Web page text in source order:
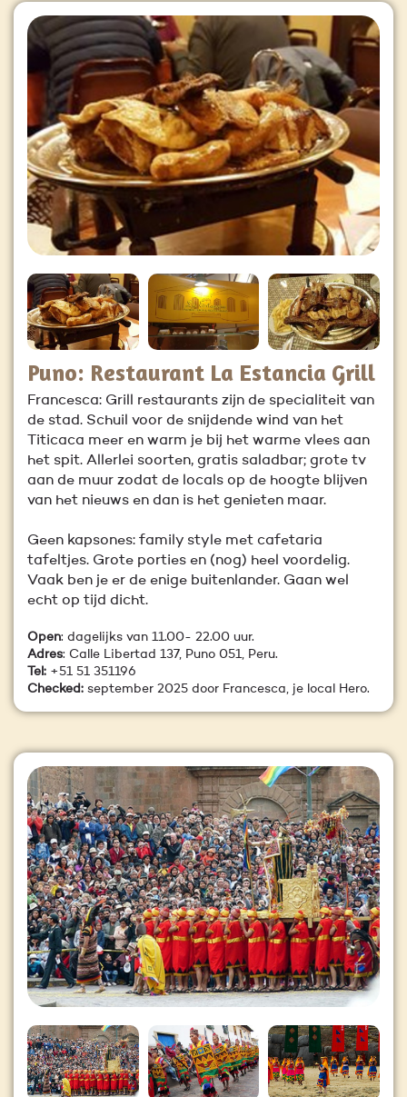
Puno: Restaurant La Estancia Grill
Francesca: Grill restaurants zijn de specialiteit van
de stad. Schuil voor de snijdende wind van het
Titicaca meer en warm je bij het warme vlees aan
het spit. Allerlei soorten, gratis saladbar; grote tv
aan de muur zodat de locals op de hoogte blijven
van het nieuws en dan is het genieten maar.
Geen kapsones: family style met cafetaria
tafeltjes. Grote porties en (nog) heel voordelig.
Vaak ben je er de enige buitenlander. Gaan wel
echt op tijd dicht.
Open: dagelijks van 11.00- 22.00 uur.
Adres: Calle Libertad 137, Puno 051, Peru.
Tel: +51 51 351196
Checked: september 2025 door Francesca, je local Hero.